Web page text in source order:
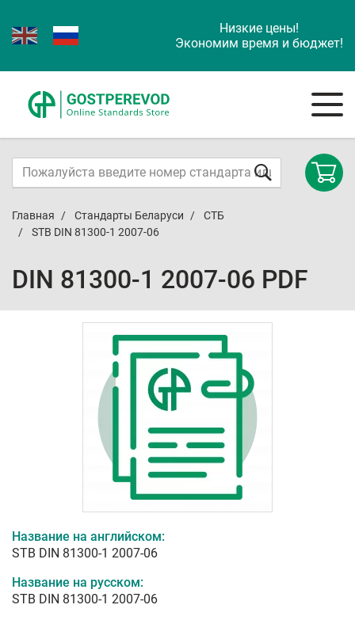
Низкие цены!
Экономим время и бюджет!
Главная Стандарты Беларуси
СТБ
STB DIN 81300-1 2007-06
DIN 81300-1 2007-06 PDF
Название на английском:
STB DIN 81300-1 2007-06
Название на русском:
STB DIN 81300-1 2007-06